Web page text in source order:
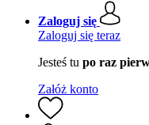
Zaloguj się
Zaloguj się teraz
Jesteś tu po raz
Załóż konto